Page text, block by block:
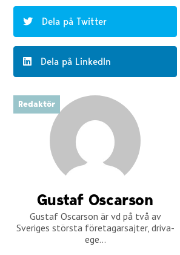
Dela på Twitter
Dela på LinkedIn
Redaktör
Gustaf Oscarson
Gustaf Oscarson är vd på två av
Sveriges största företagarsajter, driva-
ege...